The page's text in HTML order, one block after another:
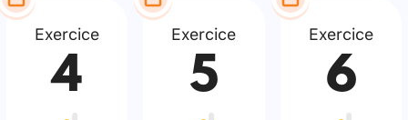
Exercice
4
Exercice
5
Exercice
6